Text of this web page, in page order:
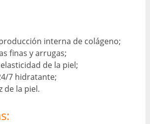
interna de colágeno;
finas y arrugas;
de la piel;
7 hidratante;
de la piel.